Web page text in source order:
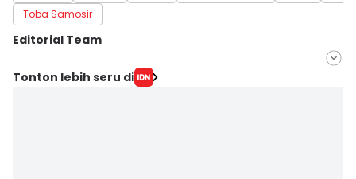
Toba Samosir
Editorial Team
Editor
Tonton lebih seru di